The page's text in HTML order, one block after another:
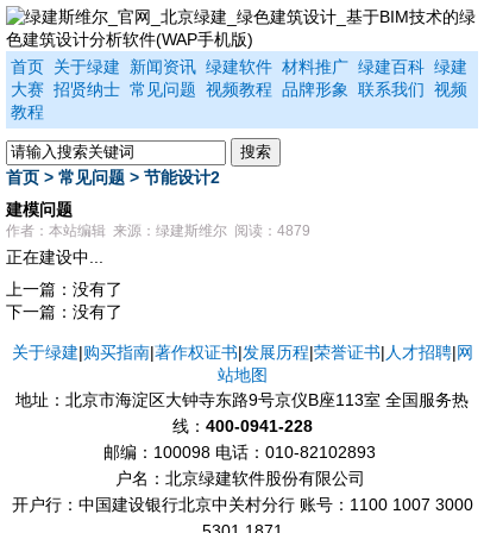
首页 关于绿建 新闻资讯 绿建软件 材料推广 绿建百科 绿建
大赛 招贤纳士 常见问题 视频教程 品牌形象 联系我们 视频
教程
首页 > 常见问题 > 节能设计2
建模问题
作者：本站编辑 来源：绿建斯维尔 阅读：4879
正在建设中...
上一篇：没有了
下一篇：没有了
关于绿建|购买指南|著作权证书|发展历程|荣誉证书| 人才招聘|网
站地图
地址：北京市海淀区大钟寺东路9号京仪B座113室 全国服务热
线： 400-0941-228
邮编：100098 电话：010-82102893
户名：北京绿建软件股份有限公司
开户行：中国建设银行北京中关村分行 账号：1100 1007 3000